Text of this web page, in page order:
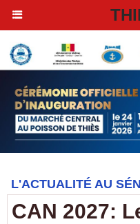
L'ACTUALITÉ AU
CAN 2027: